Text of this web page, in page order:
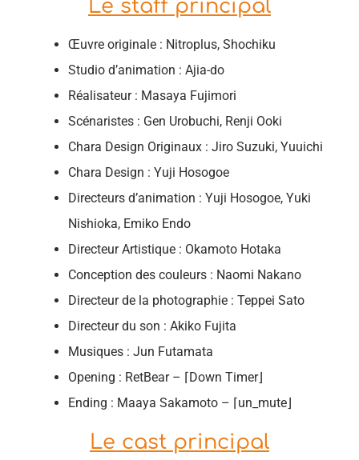
Le staff principal
Œuvre originale : Nitroplus, Shochiku
Studio d’animation : Ajia-do
Réalisateur : Masaya Fujimori
Scénaristes : Gen Urobuchi, Renji Ooki
Chara Design Originaux : Jiro Suzuki, Yuuichi
Chara Design : Yuji Hosogoe
Directeurs d’animation : Yuji Hosogoe, Yuki
Nishioka, Emiko Endo
Directeur Artistique : Okamoto Hotaka
Conception des couleurs : Naomi Nakano
Directeur de la photographie : Teppei Sato
Directeur du son : Akiko Fujita
Musiques : Jun Futamata
Opening : RetBear – ⌈Down Timer⌋
Ending : Maaya Sakamoto – ⌈un_mute⌋
Le cast principal